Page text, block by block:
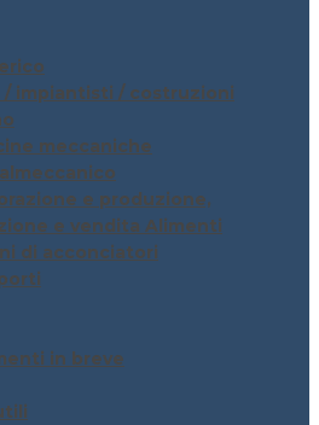
impiantisti / costruzioni
meccaniche
e produzione,
e vendita Alimenti
di acconciatori
in breve